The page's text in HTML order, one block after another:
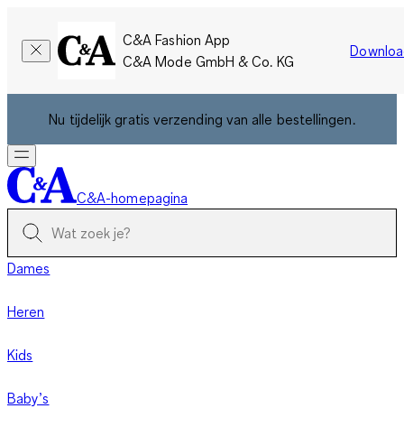
C&A Fashion App
C&A Mode GmbH & Co. KG
Nu tijdelijk gratis verzending van alle bestellingen.
C&A-homepagina
Dames
Heren
Kids
Baby’s